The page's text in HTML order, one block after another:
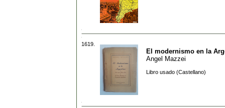
1619.
El modernismo en la
Angel Mazzei
Libro usado (Castellano)